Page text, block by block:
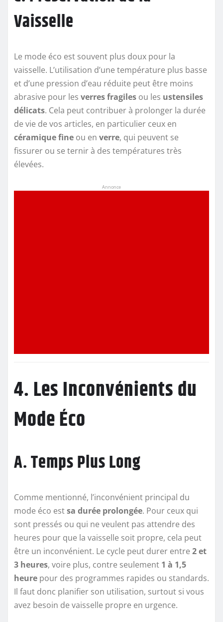
Vaisselle
Le mode éco est souvent plus doux pour la
vaisselle. L’utilisation d’une température plus basse
et d’une pression d’eau réduite peut être moins
abrasive pour les verres fragiles ou les ustensiles
délicats. Cela peut contribuer à prolonger la durée
de vie de vos articles, en particulier ceux en
céramique fine ou en verre, qui peuvent se
fissurer ou se ternir à des températures très
élevées.
Annonce
4. Les Inconvénients du
Mode Éco
A. Temps Plus Long
Comme mentionné, l’inconvénient principal du
mode éco estsa durée prolongée. Pour ceux qui
sont pressés ou qui ne veulent pas attendre des
heures pour que la vaisselle soit propre, cela peut
être un inconvénient. Le cycle peut durer entre 2 et
3 heures, voire plus, contre seulement 1 à 1,5
heure pour des programmes rapides ou standards.
Il faut donc planifier son utilisation, surtout si vous
avez besoin de vaisselle propre en urgence.